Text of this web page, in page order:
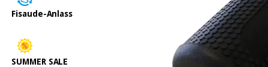
Fisaude-Anlass
SUMMER SALE